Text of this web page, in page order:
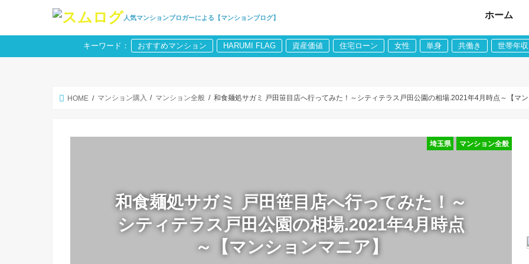
人気マンションブロガーによる【マンションブログ】 ホーム
キーワード： おすすめマンション HARUMI FLAG 資産価値 住宅ローン 女性 単身 共働き 世帯年収
HOME マンション購入 マンション全般 和食麺処サガミ 戸田笹目店へ行ってみた！～シティテラス戸田公園の相場.2021年4月時点～【マ
和食麺処サガミ 戸田笹目店へ行ってみた！～
シティテラス戸田公園の相場.2021年4月時点
～【マンションマニア】
マンション全般
埼玉県